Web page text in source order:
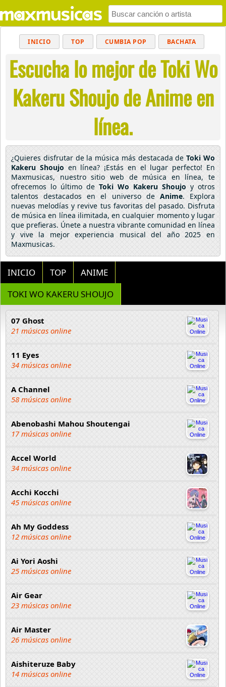
INICIO TOP CUMBIA POP BACHATA
MUSICA CRISTIANA REGGAETON
BALADAS ALTERNATIVO ELECTRÓNICA
CUMBIAS
Escucha lo mejor de Toki Wo
Kakeru Shoujo de Anime en
línea.
¿Quieres disfrutar de la música más destacada deToki Wo
Kakeru Shoujo en línea? ¡Estás en el lugar perfecto! En
Maxmusicas, nuestro sitio web de música en línea, te
ofrecemos lo último de Toki Wo Kakeru Shoujo y otros
talentos destacados en el universo de Anime. Explora
nuevas melodías y revive tus favoritas del pasado. Disfruta
de música en línea ilimitada, en cualquier momento y lugar
que prefieras. Únete a nuestra vibrante comunidad en línea
y vive la mejor experiencia musical del año 2025 en
Maxmusicas.
INICIO TOP
ANIME
TOKI WO KAKERU SHOUJO
07 Ghost
21 músicas online
11 Eyes
34 músicas online
A Channel
58 músicas online
Abenobashi Mahou Shoutengai
17 músicas online
Accel World
34 músicas online
Acchi Kocchi
45 músicas online
Ah My Goddess
12 músicas online
Ai Yori Aoshi
25 músicas online
Air Gear
23 músicas online
Air Master
26 músicas online
Aishiteruze Baby
14 músicas online